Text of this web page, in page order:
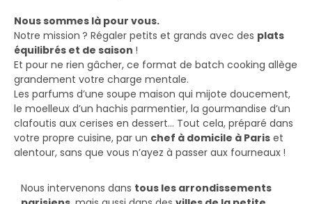
Nous sommes là pour vous.
Notre mission ? Régaler petits et grands avec des plats
équilibrés et de saison !
Et pour ne rien gâcher, ce format de batch cooking allège
grandement votre charge mentale.
Les parfums d’une soupe maison qui mijote doucement,
le moelleux d’un hachis parmentier, la gourmandise d’un
clafoutis aux cerises en dessert… Tout cela, préparé dans
votre propre cuisine, par un chef à domicile à Paris et
alentour, sans que vous n’ayez à passer aux fourneaux !
Nous intervenons dans tous les arrondissements